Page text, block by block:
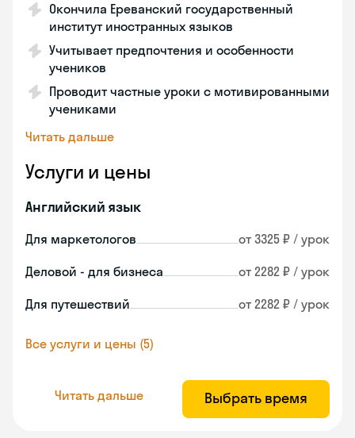
Окончила Ереванский государственный
институт иностранных языков
Учитывает предпочтения и особенности
учеников
Проводит частные уроки с мотивированными
учениками
Читать дальше
Услуги и цены
Английский язык
Для маркетологов от 3325 ₽ / урок
Деловой - для бизнеса от 2282 ₽ / урок
Для путешествий от 2282 ₽ / урок
Все услуги и цены (5)
Читать дальше Выбрать время